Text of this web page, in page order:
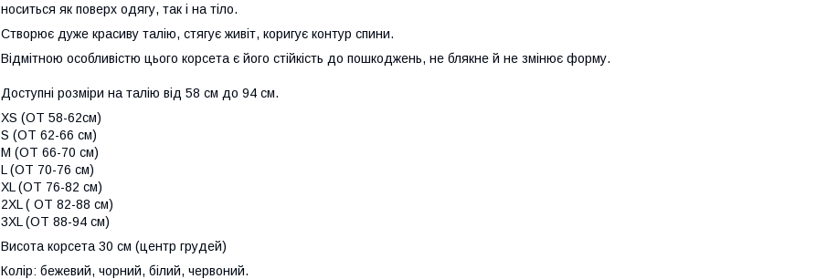
носиться як поверх одягу, так і на тіло.
Створює дуже красиву талію, стягує живіт, коригує контур спини.⠀⠀
Відмітною особливістю цього корсета є його стійкість до пошкоджень, не блякне й не змінює форму.
Доступні розміри на талію від 58 см до 94 см.⠀
XS (ОТ 58-62см)
S (ОТ 62-66 см)
M (ОТ 66-70 см)
L (ОТ 70-76 см)
XL (ОТ 76-82 см)
2ХL ( ОТ 82-88 см)
3ХL (ОТ 88-94 см)
Висота корсета 30 см (центр грудей)
Колір: бежевий, чорний, білий, червоний.